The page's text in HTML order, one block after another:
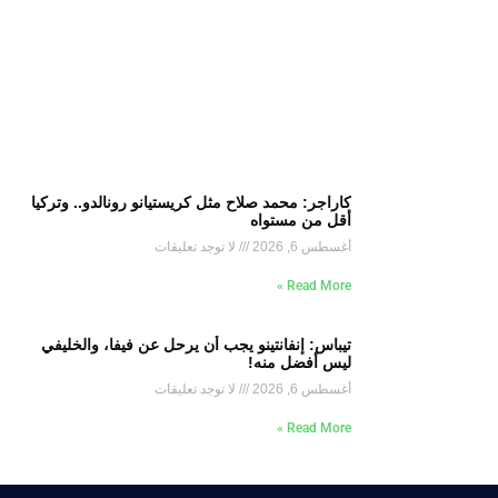
كاراجر: محمد صلاح مثل كريستيانو رونالدو.. وتركيا
أقل من مستواه
أغسطس 6, 2026 لا توجد تعليقات
Read More »
تيباس: إنفانتينو يجب أن يرحل عن فيفا، والخليفي
ليس أفضل منه!
أغسطس 6, 2026 لا توجد تعليقات
Read More »